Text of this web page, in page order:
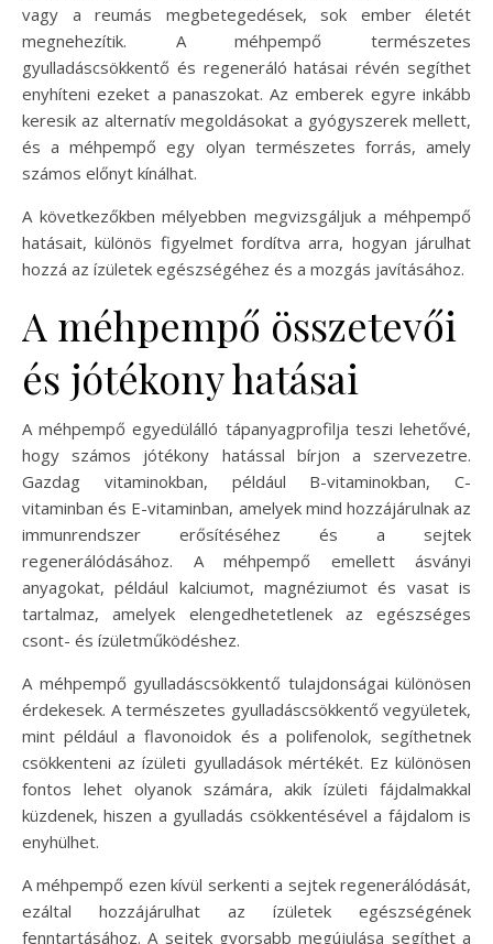
vagy a reumás megbetegedések, sok ember életét
megnehezítik. A méhpempő természetes
gyulladáscsökkentő és regeneráló hatásai révén segíthet
enyhíteni ezeket a panaszokat. Az emberek egyre inkább
keresik az alternatív megoldásokat a gyógyszerek mellett,
és a méhpempő egy olyan természetes forrás, amely
számos előnyt kínálhat.
A következőkben mélyebben megvizsgáljuk a méhpempő
hatásait, különös figyelmet fordítva arra, hogyan járulhat
hozzá az ízületek egészségéhez és a mozgás javításához.
A méhpempő összetevői
és jótékony hatásai
A méhpempő egyedülálló tápanyagprofilja teszi lehetővé,
hogy számos jótékony hatással bírjon a szervezetre.
Gazdag vitaminokban, például B-vitaminokban, C-
vitaminban és E-vitaminban, amelyek mind hozzájárulnak az
immunrendszer erősítéséhez és a sejtek
regenerálódásához. A méhpempő emellett ásványi
anyagokat, például kalciumot, magnéziumot és vasat is
tartalmaz, amelyek elengedhetetlenek az egészséges
csont- és ízületműködéshez.
A méhpempő gyulladáscsökkentő tulajdonságai különösen
érdekesek. A természetes gyulladáscsökkentő vegyületek,
mint például a flavonoidok és a polifenolok, segíthetnek
csökkenteni az ízületi gyulladások mértékét. Ez különösen
fontos lehet olyanok számára, akik ízületi fájdalmakkal
küzdenek, hiszen a gyulladás csökkentésével a fájdalom is
enyhülhet.
A méhpempő ezen kívül serkenti a sejtek regenerálódását,
ezáltal hozzájárulhat az ízületek egészségének
fenntartásához. A sejtek gyorsabb megújulása segíthet a